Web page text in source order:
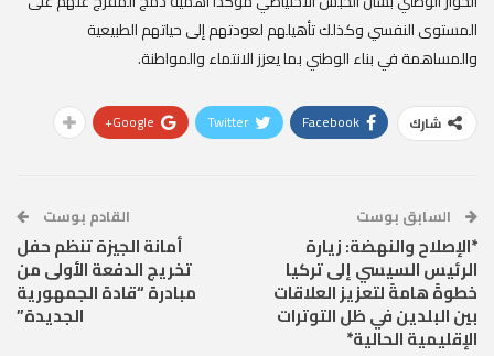
المستوى النفسي وكذلك تأهيلهم لعودتهم إلى حياتهم الطبيعية
والمساهمة في بناء الوطني بما يعزز الانتماء والمواطنة.
شارك Facebook
Twitter
Google+
السابق بوست
*الإصلاح والنهضة: زيارة
الرئيس السيسي إلى تركيا
خطوةً هامةً لتعزيز العلاقات
بين البلدين في ظل التوترات
الإقليمية الحالية*
القادم بوست
أمانة الجيزة تنظم حفل
تخريج الدفعة الأولى من
مبادرة “قادة الجمهورية
الجديدة”